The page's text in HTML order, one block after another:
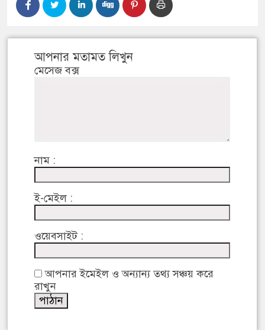
আপনার মতামত লিখুন
মেসেজ বক্স
নাম :
ই-মেইল :
ওয়েবসাইট :
আপনার ইমেইল ও অন্যান্য তথ্য সঞ্চয় করে
রাখুন